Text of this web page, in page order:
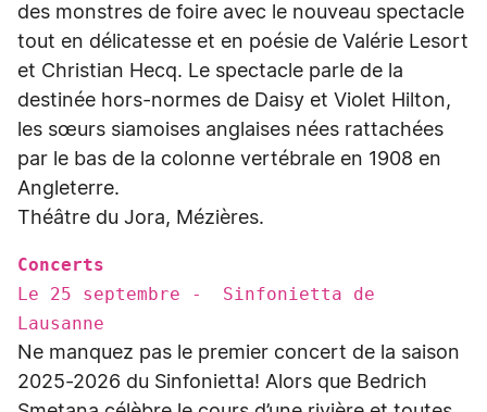
des monstres de foire avec le nouveau spectacle
tout en délicatesse et en poésie de Valérie Lesort
et Christian Hecq. Le spectacle parle de la
destinée hors-normes de Daisy et Violet Hilton,
les sœurs siamoises anglaises nées rattachées
par le bas de la colonne vertébrale en 1908 en
Angleterre.
Théâtre du Jora, Mézières.
Concerts
Le 25 septembre - Sinfonietta de
Lausanne
Ne manquez pas le premier concert de la saison
2025-2026 du Sinfonietta! Alors que Bedrich